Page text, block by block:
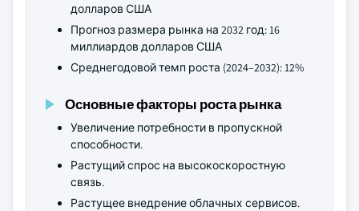
долларов США
Прогноз размера рынка на 2032 год: 16
миллиардов долларов США
Среднегодовой темп роста (2024–2032): 12%
Основные факторы роста рынка
Увеличение потребности в пропускной
способности.
Растущий спрос на высокоскоростную
связь.
Растущее внедрение облачных сервисов.